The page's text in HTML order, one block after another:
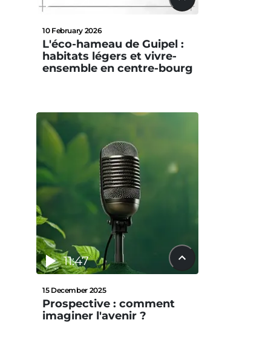
10 February 2026
L'éco-hameau de Guipel :
habitats légers et vivre-
ensemble en centre-bourg
11:47
15 December 2025
Prospective : comment
imaginer l'avenir ?